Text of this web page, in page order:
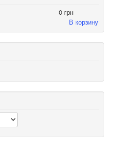
0 грн
В корзину